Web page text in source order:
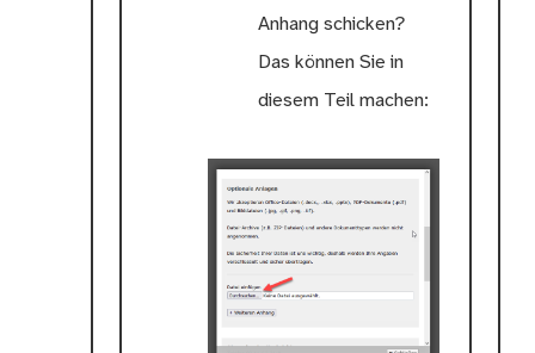
Anhang schicken?
Das können Sie in
diesem Teil machen: